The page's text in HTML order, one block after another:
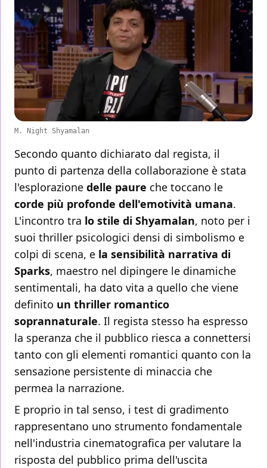
M. Night Shyamalan
Secondo quanto dichiarato dal regista, il
punto di partenza della collaborazione è stata
l'esplorazione delle paure che toccano le
corde più profonde dell'emotività umana.
L'incontro tra lo stile di Shyamalan, noto per i
suoi thriller psicologici densi di simbolismo e
colpi di scena, e la sensibilità narrativa di
Sparks, maestro nel dipingere le dinamiche
sentimentali, ha dato vita a quello che viene
definito un thriller romantico
soprannaturale. Il regista stesso ha espresso
la speranza che il pubblico riesca a connettersi
tanto con gli elementi romantici quanto con la
sensazione persistente di minaccia che
permea la narrazione.
E proprio in tal senso, i test di gradimento
rappresentano uno strumento fondamentale
nell'industria cinematografica per valutare la
risposta del pubblico prima dell'uscita